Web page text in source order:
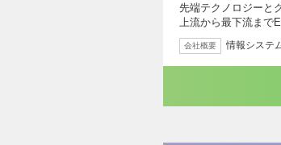
先端テクノロジーと
上流から最下流まで
会社概要 情報システ